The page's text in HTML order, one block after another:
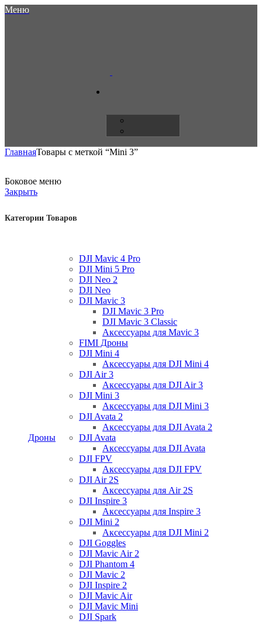
Меню
ГлавнаяТовары с меткой “Mini 3”
Боковое меню
Закрыть
Категории Товаров
Дроны
DJI Mavic 4 Pro
DJI Mini 5 Pro
DJI Neo 2
DJI Neo
DJI Mavic 3
DJI Mavic 3 Pro
DJI Mavic 3 Classic
Аксессуары для Mavic 3
FIMI Дроны
DJI Mini 4
Аксессуары для DJI Mini 4
DJI Air 3
Аксессуары для DJI Air 3
DJI Mini 3
Аксессуары для DJI Mini 3
DJI Avata 2
Аксессуары для DJI Avata 2
DJI Avata
Аксессуары для DJI Avata
DJI FPV
Аксессуары для DJI FPV
DJI Air 2S
Аксессуары для Air 2S
DJI Inspire 3
Аксессуары для Inspire 3
DJI Mini 2
Аксессуары для DJI Mini 2
DJI Goggles
DJI Mavic Air 2
DJI Phantom 4
DJI Mavic 2
DJI Inspire 2
DJI Mavic Air
DJI Mavic Mini
DJI Spark